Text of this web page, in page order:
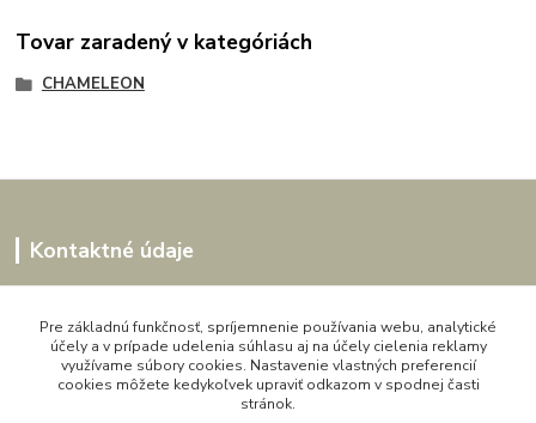
Tovar zaradený v kategóriách
CHAMELEON
Kontaktné údaje
0907864188
pon. - pia. 9,00 do 16,00h
artwood.nelly@gmail.com
Pre základnú funkčnosť, spríjemnenie používania webu, analytické
účely a v prípade udelenia súhlasu aj na účely cielenia reklamy
využívame súbory cookies. Nastavenie vlastných preferencií
cookies môžete kedykoľvek upraviť odkazom v spodnej časti
stránok.